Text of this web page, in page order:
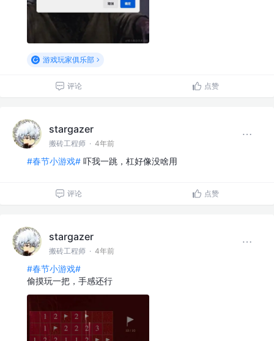
游戏玩家俱乐部
评论 点赞
stargazer
搬砖工程师 · 4年前
#春节小游戏# 吓我一跳，杠好像没啥用
评论 点赞
stargazer
搬砖工程师 · 4年前
#春节小游戏#
偷摸玩一把，手感还行